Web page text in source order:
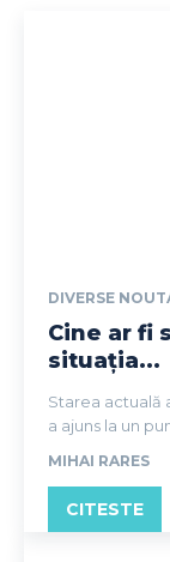
DIVERSE
Cine ar fi
situația...
Starea actuală
a ajuns la un
MIHAI RARES
CITESTE